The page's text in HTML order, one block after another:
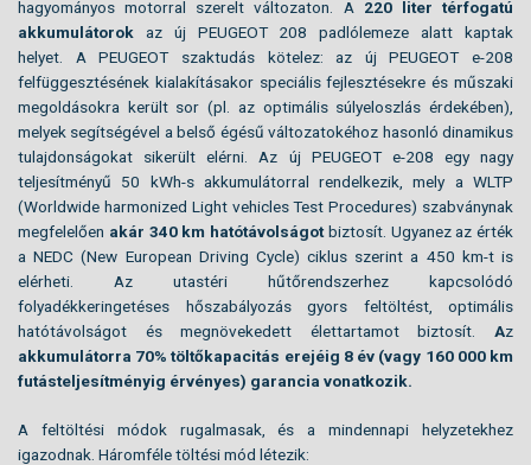
hagyományos motorral szerelt változaton. A 220 liter térfogatú
akkumulátorok az új PEUGEOT 208 padlólemeze alatt kaptak
helyet. A PEUGEOT szaktudás kötelez: az új PEUGEOT e-208
felfüggesztésének kialakításakor speciális fejlesztésekre és műszaki
megoldásokra került sor (pl. az optimális súlyeloszlás érdekében),
melyek segítségével a belső égésű változatokéhoz hasonló dinamikus
tulajdonságokat sikerült elérni. Az új PEUGEOT e-208 egy nagy
teljesítményű 50 kWh-s akkumulátorral rendelkezik, mely a WLTP
(Worldwide harmonized Light vehicles Test Procedures) szabványnak
megfelelően akár 340 km hatótávolságotbiztosít. Ugyanez az érték
a NEDC (New European Driving Cycle) ciklus szerint a 450 km-t is
elérheti. Az utastéri hűtőrendszerhez kapcsolódó
folyadékkeringetéses hőszabályozás gyors feltöltést, optimális
hatótávolságot és megnövekedett élettartamot biztosít. Az
akkumulátorra 70% töltőkapacitás erejéig 8 év (vagy 160 000 km
futásteljesítményig érvényes) garancia vonatkozik.
A feltöltési módok rugalmasak, és a mindennapi helyzetekhez
igazodnak. Háromféle töltési mód létezik: